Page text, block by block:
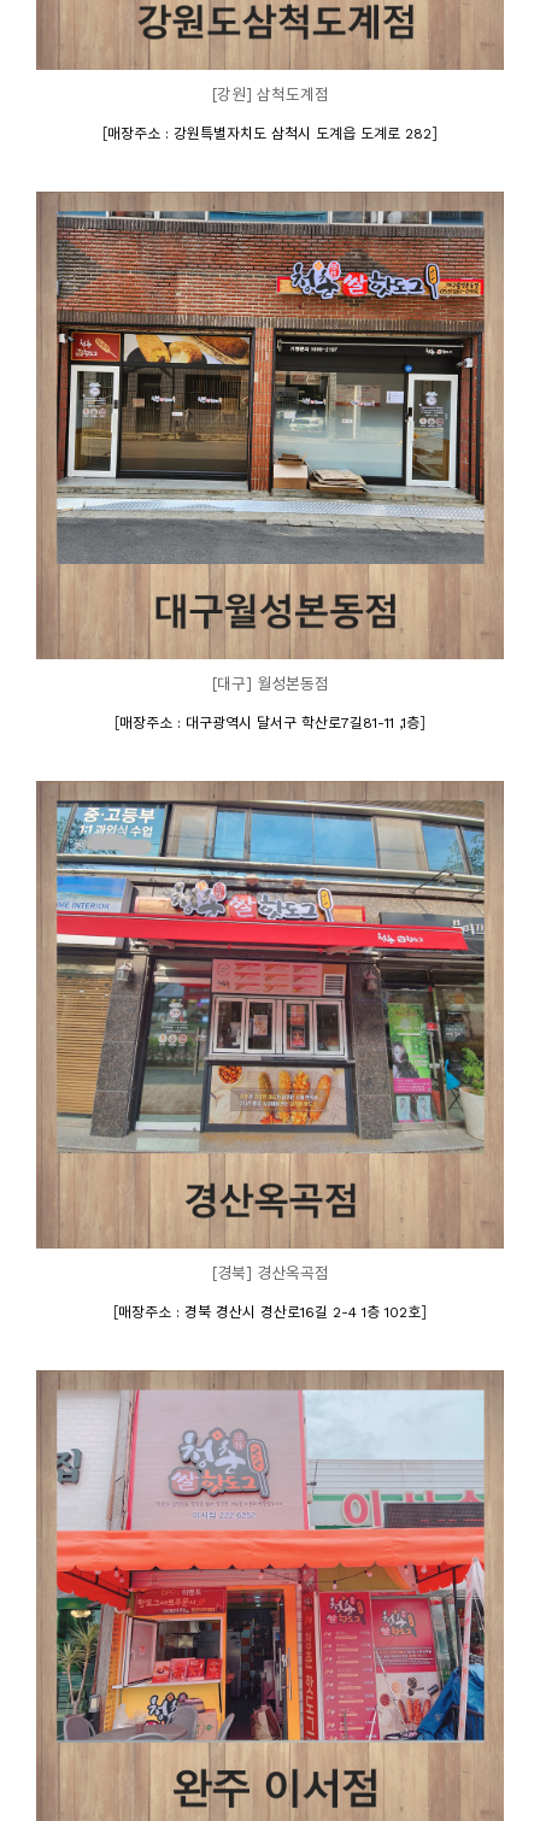
[강원] 삼척도계점
[매장주소 : 강원특별자치도 삼척시 도계읍 도계로 282]
[대구] 월성본동점
[매장주소 : 대구광역시 달서구 학산로7길81-11 ,1층]
[경북] 경산옥곡점
[매장주소 : 경북 경산시 경산로16길 2-4 1층 102호]